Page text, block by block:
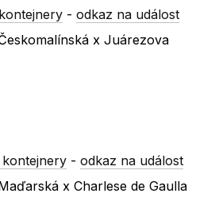
kontejnery -odkaz na událost
x Juárezova
kontejnery -odkaz na událost
x Charlese de Gaulla